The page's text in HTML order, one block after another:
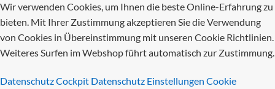
Wir verwenden Cookies, um Ihnen die beste Online-Erfahrung zu
bieten. Mit Ihrer Zustimmung akzeptieren Sie die Verwendung
von Cookies in Übereinstimmung mit unseren Cookie Richtlinien.
Weiteres Surfen im Webshop führt automatisch zur Zustimmung.
Datenschutz Cockpit Datenschutz Einstellungen Cookie